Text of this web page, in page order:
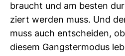
braucht und am besten
ziert werden muss. Und
muss auch ent­scheiden,
diesem Gangs­ter­modus